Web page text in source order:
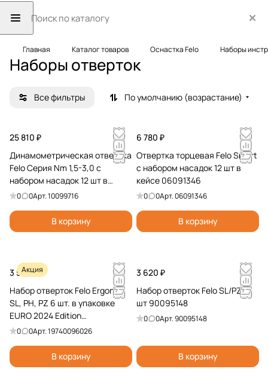
Главная Каталог товаров Оснастка Felo Наборы
Наборы отверток
Все фильтры По умолчанию (возрастание)
25 810 ₽
Динамометрическая отвертка
Felo Серия Nm 1,5-3,0 с
набором насадок 12 шт в
кейсе plus/minus 10099716
0 0Арт.10099716
В корзину
6 780 ₽
Отвертка торцевая Felo Smart
с набором насадок 12 шт в
кейсе 06091346
0 0Арт.06091346
В корзину
Акция
3 520 ₽
Набор отверток Felo Ergonic
SL, PH, PZ 6 шт. в упаковке
EURO 2024 Edition
19740096026
0 0Арт.19740096026
В корзину
3 620 ₽
Набор отверток Felo SL/PZ, 5
шт 90095148
0 0Арт.90095148
В корзину